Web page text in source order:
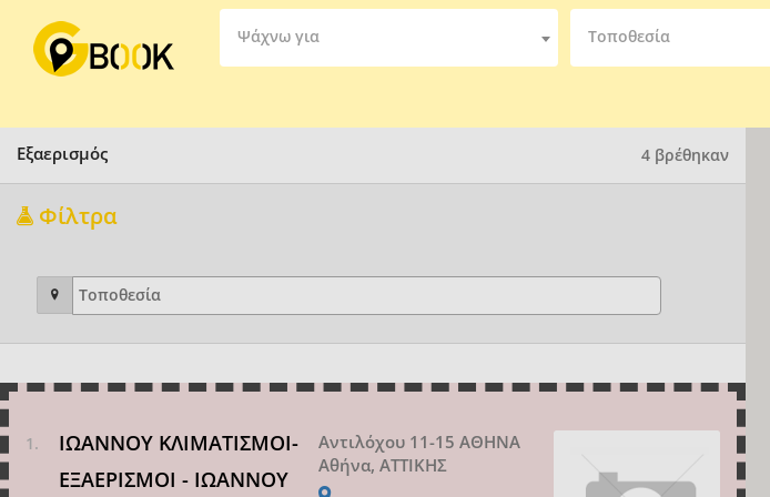
Ψάχνω για Τοποθεσία
Εξαερισμός 4 βρέθηκαν
Φίλτρα
ΙΩΑΝΝΟΥ ΚΛΙΜΑΤΙΣΜΟΙ-
ΕΞΑΕΡΙΣΜΟΙ - ΙΩΑΝΝΟΥ
Αντιλόχου 11-15 ΑΘΗΝΑ
Αθήνα, ΑΤΤΙΚΗΣ